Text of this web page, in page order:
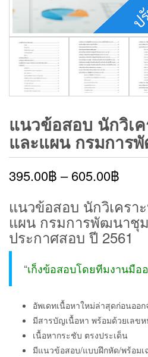
แนวข้อสอบ นักวิเ
และแผน กรมการ
395.00฿ –605.00฿
แนวข้อสอบ นักวิเครา
แผน กรมการพัฒนาชุ
ประกาศสอบ ปี 2561
“เก็งข้อสอบโดยทีมงานมือ
อัพเดทเนื้อหาใหม่ล่าสุดก่อนออ
มีสารบัญเนื้อหา พร้อมด้วยเลข
เนื้อหากระชับ ตรงประเด็น
มีแนวข้อสอบ/แบบฝึกหัด/พร้อม